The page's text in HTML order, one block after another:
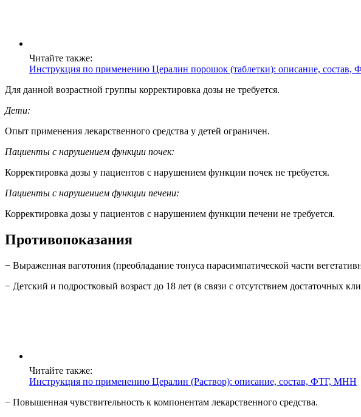
Читайте также:
Инструкция по применению Цералин порошок (таблетки): описание,
Для данной возрастной группы корректировка дозы не требуется.
Дети:
Опыт применения лекарственного средства у детей ограничен.
Пациенты с нарушением функции почек:
Корректировка дозы у пациентов с нарушением функции почек не требуется.
Пациенты с нарушением функции печени:
Корректировка дозы у пациентов с нарушением функции печени не требуется.
Противопоказания
− Выраженная ваготония (преобладание тонуса парасимпатической части
− Детский и подростковый возраст до 18 лет (в связи с отсутствием достаточных
Читайте также:
Инструкция по применению Цералин (Раствор): описание, состав, ФТГ, МНН
− Повышенная чувствительность к компонентам лекарственного средства.